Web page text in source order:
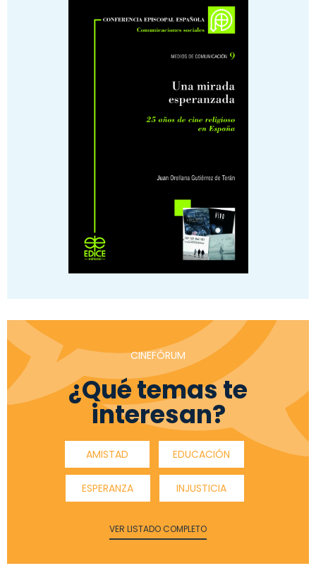
CINEFÓRUM
¿Qué temas te
interesan?
AMISTAD EDUCACIÓN
ESPERANZA INJUSTICIA
VER LISTADO COMPLETO